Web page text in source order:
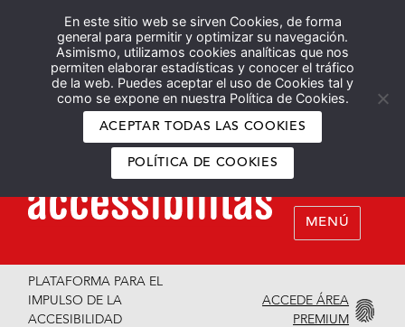
En este sitio web se sirven Cookies, de forma
general para permitir y optimizar su navegación.
Asimismo, utilizamos cookies analíticas que nos
permiten elaborar estadísticas y conocer el tráfico
de la web. Puedes aceptar el uso de Cookies tal y
como se expone en nuestra Política de Cookies.
ACEPTAR TODAS LAS COOKIES
POLÍTICA DE COOKIES
Español English
MENÚ
PLATAFORMA PARA EL
IMPULSO DE LA
ACCESIBILIDAD
ACCEDE ÁREA
PREMIUM